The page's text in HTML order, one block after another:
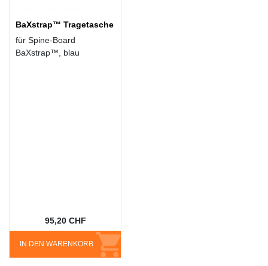
BaXstrap™ Tragetasche
für Spine-Board
BaXstrap™, blau
IN DEN WARENKORB
95,20 CHF